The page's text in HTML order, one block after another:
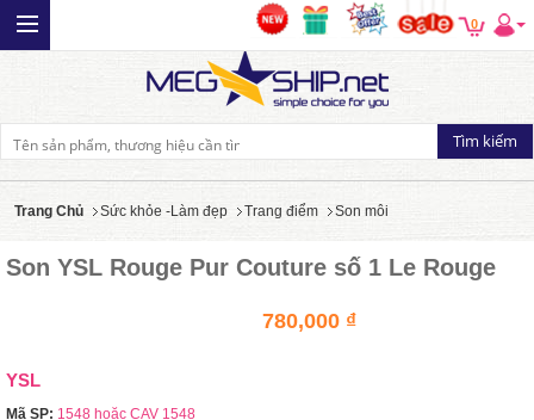
0
Trang Chủ Sức khỏe -Làm đẹp Trang điểm Son môi
Son YSL Rouge Pur Couture số 1 Le Rouge
780,000 ₫
YSL
Mã SP: 1548 hoặc CAV 1548